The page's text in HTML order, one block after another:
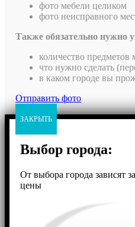
фото мебели целиком
фото неисправного
Также обязательно нужно
количество предметов
что нужно сделать
в каком городе вы
Отправить фото
ЗАКРЫТЬ
Выбор города:
От выбора города зависят
цены